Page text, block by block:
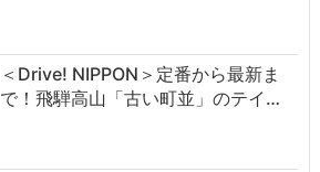
＜Drive! NIPPON＞定番から最新ま
で！飛騨高山「古い町並」のテイ…